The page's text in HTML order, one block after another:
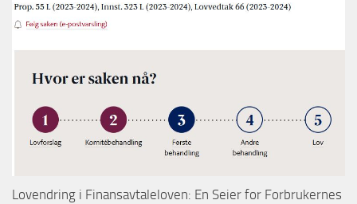
Lovendring i Finansavtaleloven: En Seier for Forbrukernes